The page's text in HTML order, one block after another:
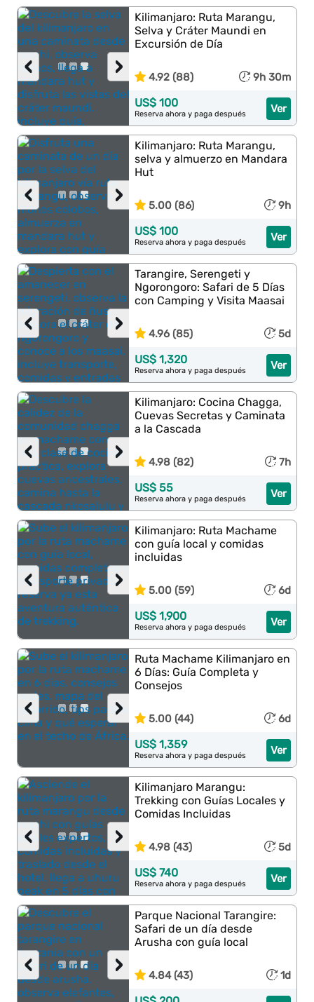
›
‹
Kilimanjaro: Ruta Marangu,
Selva y Cráter Maundi en
Excursión de Día
4.92 (88) 9h 30m
Ver
US$ 100
Reserva ahora y paga después
›
‹
Kilimanjaro: Ruta Marangu,
selva y almuerzo en Mandara
Hut
5.00 (86) 9h
Ver
US$ 100
Reserva ahora y paga después
›
‹
Tarangire, Serengeti y
Ngorongoro: Safari de 5 Días
con Camping y Visita Maasai
4.96 (85) 5d
Ver
US$ 1,320
Reserva ahora y paga después
›
‹
Kilimanjaro: Cocina Chagga,
Cuevas Secretas y Caminata
a la Cascada
4.98 (82) 7h
Ver
US$ 55
Reserva ahora y paga después
›
‹
Kilimanjaro: Ruta Machame
con guía local y comidas
incluidas
5.00 (59) 6d
Ver
US$ 1,900
Reserva ahora y paga después
›
‹
Ruta Machame Kilimanjaro en
6 Días: Guía Completa y
Consejos
5.00 (44) 6d
Ver
US$ 1,359
Reserva ahora y paga después
›
‹
Kilimanjaro Marangu:
Trekking con Guías Locales y
Comidas Incluidas
4.98 (43) 5d
Ver
US$ 740
Reserva ahora y paga después
›
‹
Parque Nacional Tarangire:
Safari de un día desde
Arusha con guía local
4.84 (43) 1d